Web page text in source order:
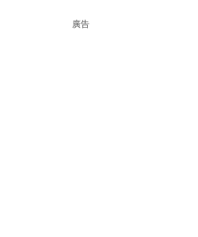
廣告